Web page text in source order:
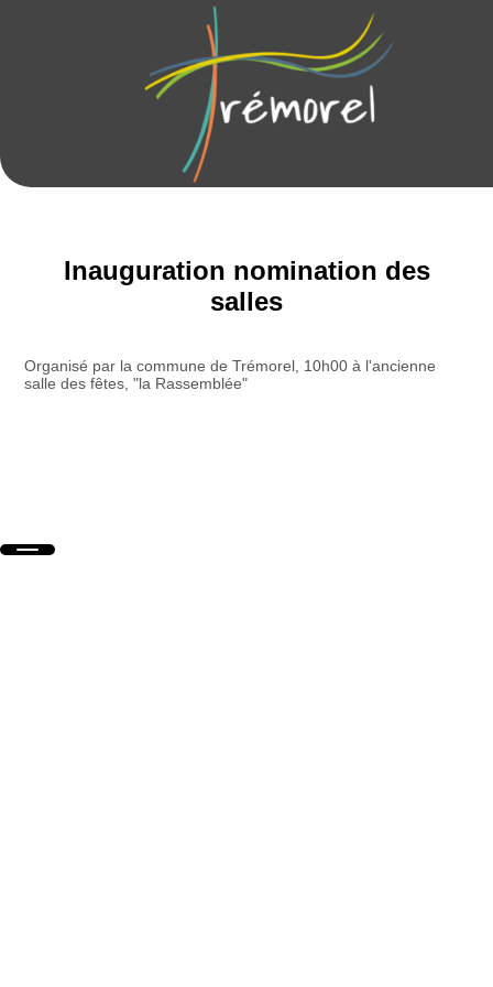
Inauguration nomination des
salles
Organisé par la commune de Trémorel, 10h00 à l'ancienne
salle des fêtes, "la Rassemblée"